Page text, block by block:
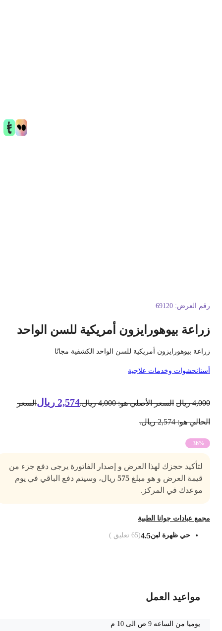
العرض: 69120
بيوهورايزون أمريكية للسن الواحد
بيوهورايزون أمريكية للسن الواحد الكشفية مجانًا
حشوات وخدمات علاجية
ريال السعر الأصلي هو: 4,000 ريال. 2,574 ريال السعر
هو: 2,574 ريال.
-36%
لتأكيد حجزك لهذا العرض و إصدار الفاتورة يرجى دفع جزء من
قيمة العرض و هو مبلغ575 ريال، وسيتم دفع الباقي في يوم
موعدك في المركز.
عيادات جوانا الطبية
حي ظهرة لبن4.5
(
65تعليق )
مواعيد العمل
يوميا من الساعه 9 ص الى 10 م